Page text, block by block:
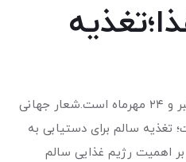
روز جهانی غذا، مقارن با ۱۶ اکتبر و ۲۴ مهرماه است.شعار جهانی
تغذیه سالم برای دستیابی به
اهمیت رژیم غذایی سالم